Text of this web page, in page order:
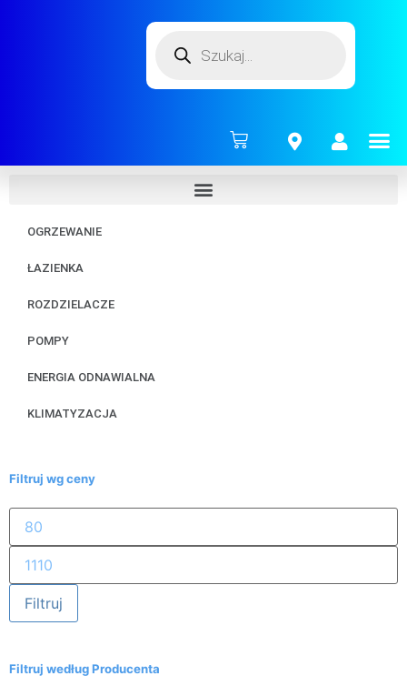
OGRZEWANIE
ŁAZIENKA
ROZDZIELACZE
POMPY
ENERGIA ODNAWIALNA
KLIMATYZACJA
Filtruj wg ceny
Filtruj
Filtruj według Producenta